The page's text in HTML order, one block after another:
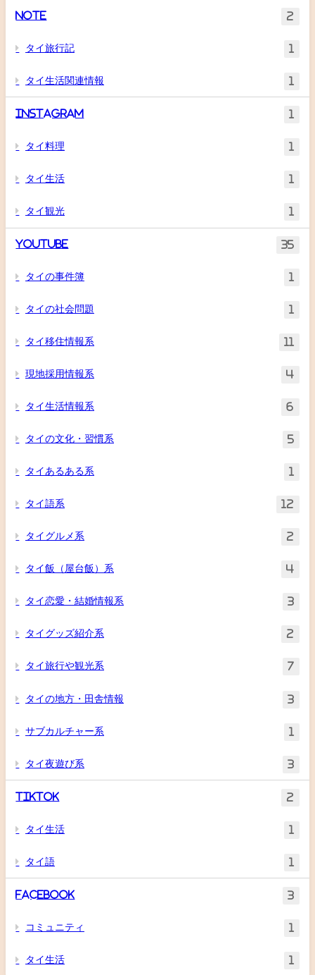
Note 2
タイ旅行記 1
タイ生活関連情報
Instagram
タイ料理
タイ生活
タイ観光
YouTube 35
タイの事件簿
タイの社会問題
タイ移住情報系
現地採用情報系 4
タイ生活情報系 6
タイの文化・習慣系 5
タイあるある系
タイ語系 12
タイグルメ系 2
タイ飯（屋台飯）系 4
タイ恋愛・結婚情報系 3
タイグッズ紹介系 2
タイ旅行や観光系 7
タイの地方・田舎情報 3
サブカルチャー系 1
タイ夜遊び系 3
TikTok 2
タイ生活 1
タイ語 1
Facebook 3
コミュニティ 1
タイ生活 1